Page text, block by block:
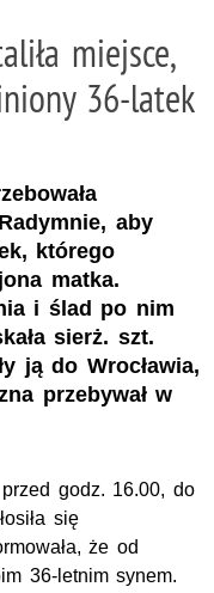
miejsce,
36-latek
aby
którego
matka.
i ślad po nim
sierż. szt.
ją do Wrocławia,
przebywał w
godz. 16.00, do
się
że od
36-letnim synem.